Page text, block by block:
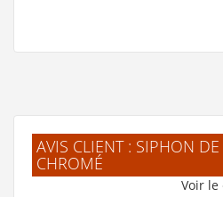
AVIS CLIENT : SIPHON
CHROMÉ
Voir le